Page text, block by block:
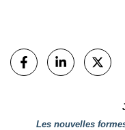
Partager
sur Facebook
sur Linkedin
sur X
Les nouvelles